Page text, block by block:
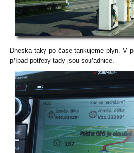
Dneska taky po čase tankujeme plyn. V
případ potřeby tady jsou souřadnice.